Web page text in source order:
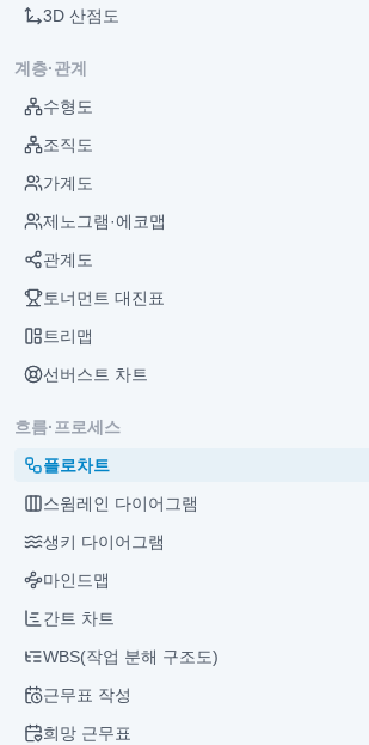
3D 산점도
계층·관계
수형도
조직도
가계도
제노그램·에코맵
관계도
토너먼트 대진표
트리맵
선버스트 차트
흐름·프로세스
플로차트
스윔레인 다이어그램
생키 다이어그램
마인드맵
간트 차트
WBS(작업 분해 구조도)
근무표 작성
희망 근무표